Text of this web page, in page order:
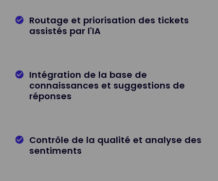
Routage et priorisation des tickets
assistés par l'IA
Intégration de la base de
connaissances et suggestions de
réponses
Contrôle de la qualité et analyse des
sentiments